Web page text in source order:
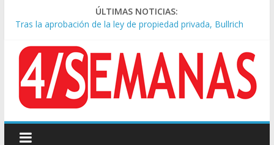
ÚLTIMAS NOTICIAS:
Tras la aprobación de la ley de propiedad privada, Bullrich
apuntó: “Vino un poco endiablada”
Causa AFA: el juez Amarante calificó de “ficción judicial” el
traslado del expediente a Campana
A pocas cuadras de La Bombonera chocaron un tren y un
colectivo: siete heridos
Día de San Cayetano: masiva marcha a Plaza de Mayo de
sindicatos y organizaciones sociales
Pesar por la muerte de Leandro Rud, histórico representante
y conductor de TV